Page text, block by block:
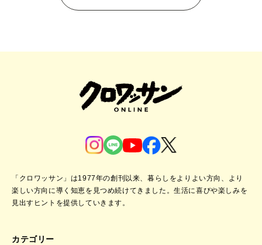
「クロワッサン」は1977年の創刊以来、暮らしをよりよい方向、より
楽しい方向に導く知恵を見つめ続けてきました。生活に喜びや楽しみを
見出すヒントを提供していきます。
カテゴリー